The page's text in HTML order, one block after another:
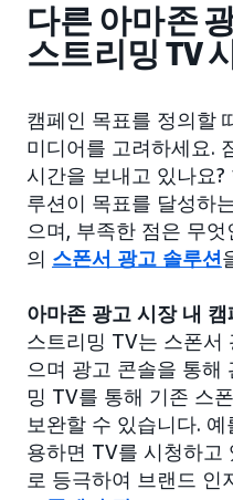
다른 아마존
스트리밍 TV
캠페인 목표를 정의할
미디어를 고려하세요.
시간을 보내고 있나요
루션이 목표를 달성하
으며, 부족한 점은 무
의 스폰서 광고 솔루션
아마존 광고 시장 내
스트리밍 TV는 스폰서
으며 광고 콘솔을 통해
밍 TV를 통해 기존 스
보완할 수 있습니다.
용하면 TV를 시청하고
로 등극하여 브랜드 인